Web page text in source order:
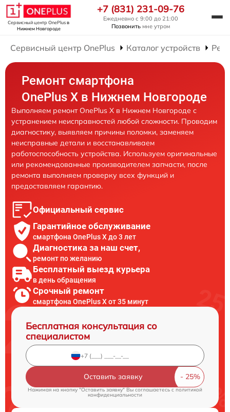
Сервисный центр OnePlusв
Нижнем Новгороде
+7 (831) 231-09-76
Ежедневно с 9:00 до 21:00
Позвонить мне утром
Сервисный центр OnePlus Каталог устройств
Ремонт смартфона
OnePlus X в Нижнем Новгороде
Выполняем ремонт OnePlus X в Нижнем Новгороде с
устранением неисправностей любой сложности. Проводим
диагностику, выявляем причины поломки, заменяем
неисправные детали и восстанавливаем
работоспособность устройства. Используем оригинальные
или рекомендованные производителем запчасти, после
ремонта выполняем проверку всех функций и
предоставляем гарантию.
Официальный сервис
Гарантийное обслуживание
смартфона OnePlus X до 3 лет
Диагностика за наш счет,
ремонт по желанию
Бесплатный выезд курьера
в день обращения
Срочный ремонт
смартфона OnePlus X от 35 минут
Бесплатная консультация со
специалистом
Оставить заявку
Нажимая на кнопку "Оставить заявку" Вы соглашаетесь c политикой
конфиденциальности